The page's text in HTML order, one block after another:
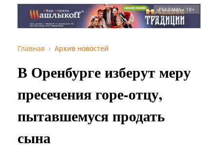
РЕКЛАМА • 18+
Главная Архив новостей
В Оренбурге изберут меру
пресечения горе-отцу,
пытавшемуся продать
сына